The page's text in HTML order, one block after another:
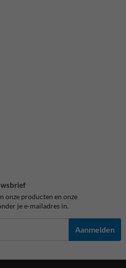
onze producten en onze
je e-mailadres in.
Aanmelden